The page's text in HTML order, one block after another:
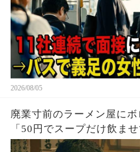
2026/08/05
廃業寸前のラーメン屋に
「50円でスープだけ飲ま
盛り2つどうぞ！」→20年